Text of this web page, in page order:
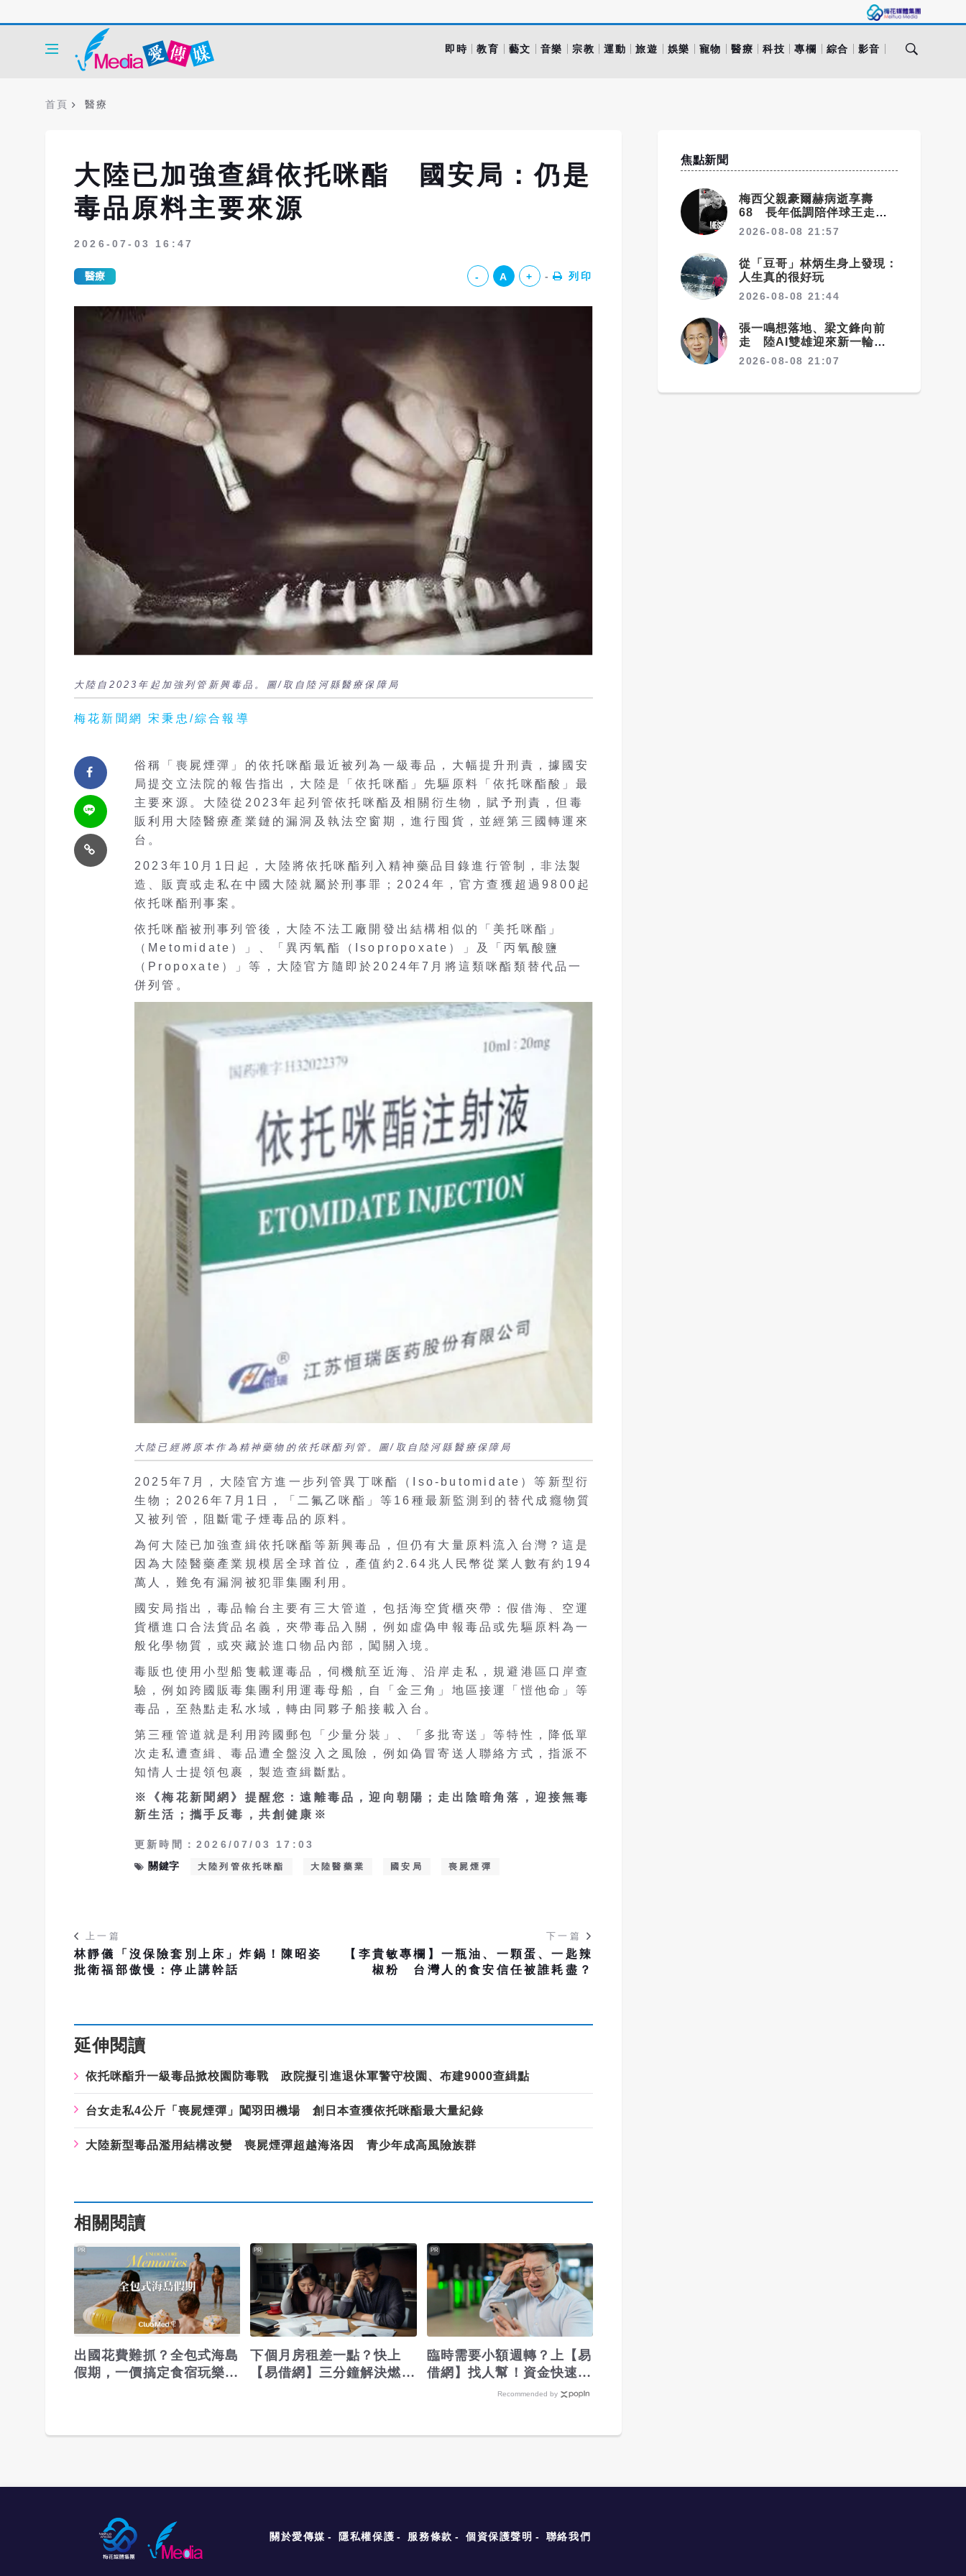
即時 教育 藝文 音樂 宗教 運動 旅遊 娛樂 寵物 醫療 科技 專欄 綜合 影音
首頁 醫療
大陸已加強查緝依托咪酯 國安局：仍是
毒品原料主要來源
2026-07-03 16:47
醫療 - A + 列印
大陸自2023年起加強列管新興毒品。圖/取自陸河縣醫療保障局
梅花新聞網 宋秉忠/綜合報導
俗稱「喪屍煙彈」的依托咪酯最近被列為一級毒品，大幅提升刑責，據國安
局提交立法院的報告指出，大陸是「依托咪酯」先驅原料「依托咪酯酸」最
主要來源。大陸從2023年起列管依托咪酯及相關衍生物，賦予刑責，但毒
販利用大陸醫療產業鏈的漏洞及執法空窗期，進行囤貨，並經第三國轉運來
台。
2023年10月1日起，大陸將依托咪酯列入精神藥品目錄進行管制，非法製
造、販賣或走私在中國大陸就屬於刑事罪；2024年，官方查獲超過9800起
依托咪酯刑事案。
依托咪酯被刑事列管後，大陸不法工廠開發出結構相似的「美托咪酯」
（Metomidate）」、「異丙氧酯（Isopropoxate）」及「丙氧酸鹽
（Propoxate）」等，大陸官方隨即於2024年7月將這類咪酯類替代品一
併列管。
大陸已經將原本作為精神藥物的依托咪酯列管。圖/取自陸河縣醫療保障局
2025年7月，大陸官方進一步列管異丁咪酯（Iso-butomidate）等新型衍
生物；2026年7月1日，「二氟乙咪酯」等16種最新監測到的替代成癮物質
又被列管，阻斷電子煙毒品的原料。
為何大陸已加強查緝依托咪酯等新興毒品，但仍有大量原料流入台灣？這是
因為大陸醫藥產業規模居全球首位，產值約2.64兆人民幣從業人數有約194
萬人，難免有漏洞被犯罪集團利用。
國安局指出，毒品輸台主要有三大管道，包括海空貨櫃夾帶：假借海、空運
貨櫃進口合法貨品名義，夾帶毒品入關，例如虛偽申報毒品或先驅原料為一
般化學物質，或夾藏於進口物品內部，闖關入境。
毒販也使用小型船隻載運毒品，伺機航至近海、沿岸走私，規避港區口岸查
驗，例如跨國販毒集團利用運毒母船，自「金三角」地區接運「愷他命」等
毒品，至熱點走私水域，轉由同夥子船接載入台。
第三種管道就是利用跨國郵包「少量分裝」、「多批寄送」等特性，降低單
次走私遭查緝、毒品遭全盤沒入之風險，例如偽冒寄送人聯絡方式，指派不
知情人士提領包裹，製造查緝斷點。
※《梅花新聞網》提醒您：遠離毒品，迎向朝陽；走出陰暗角落，迎接無毒
新生活；攜手反毒，共創健康※
更新時間：2026/07/03 17:03
關鍵字
大陸列管依托咪酯 大陸醫藥業 國安局 喪屍煙彈
上一篇
林靜儀「沒保險套別上床」炸鍋！陳昭姿
批衛福部傲慢：停止講幹話
下一篇
【李貴敏專欄】一瓶油、一顆蛋、一匙辣
椒粉 台灣人的食安信任被誰耗盡？
延伸閱讀
依托咪酯升一級毒品掀校園防毒戰 政院擬引進退休軍警守校園、布建9000查緝點
台女走私4公斤「喪屍煙彈」闖羽田機場 創日本查獲依托咪酯最大量紀錄
大陸新型毒品濫用結構改變 喪屍煙彈超越海洛因 青少年成高風險族群
相關閱讀
出國花費難抓？全包式海島
假期，一價搞定食宿玩樂，
PR
下個月房租差一點？快上
【易借網】三分鐘解決燃眉
PR
臨時需要小額週轉？上【易
借網】找人幫！資金快速到
PR
Recommended by
焦點新聞
梅西父親豪爾赫病逝享壽
68 長年低調陪伴球王走過
職業生涯
2026-08-08 21:57
從「豆哥」林炳生身上發現：
人生真的很好玩
2026-08-08 21:44
張一鳴想落地、梁文鋒向前
走 陸AI雙雄迎來新一輪選
擇
2026-08-08 21:07
關於愛傳媒 隱私權保護 服務條款 個資保護聲明 聯絡我們